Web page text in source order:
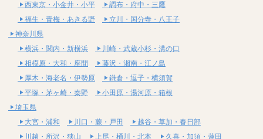
西東京・小金井・小平
調布・府中・三鷹
福生・青梅・あきる野
立川・国分寺・八王子
神奈川県
横浜・関内・新横浜
川崎・武蔵小杉・溝の口
相模原・大和・座間
藤沢・湘南・江ノ島
厚木・海老名・伊勢原
鎌倉・逗子・横須賀
平塚・茅ヶ崎・秦野
小田原・湯河原・箱根
埼玉県
大宮・浦和
川口・蕨・戸田
越谷・草加・春日部
川越・所沢・狭山
上尾・桶川・北本 久喜・加須・蓮田